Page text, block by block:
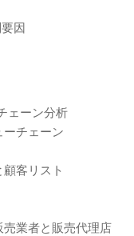
因
ェーン分析
ーチェーン
客リスト
業者と販売代理店